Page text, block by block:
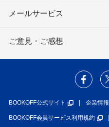
メールサービス
ご意見・ご感想
BOOKOFF公式サイト 企業情報
BOOKOFF会員サービス利用規約